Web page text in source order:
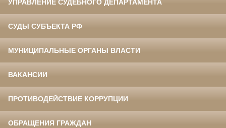
УПРАВЛЕНИЕ СУДЕБНОГО ДЕПАРТАМЕНТА
СУДЫ СУБЪЕКТА РФ
МУНИЦИПАЛЬНЫЕ ОРГАНЫ ВЛАСТИ
ВАКАНСИИ
ПРОТИВОДЕЙСТВИЕ КОРРУПЦИИ
ОБРАЩЕНИЯ ГРАЖДАН